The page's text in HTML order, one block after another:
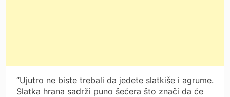
“Ujutro ne biste trebali da jedete slatkiše i agrume.
Slatka hrana sadrži puno šećera što znači da će